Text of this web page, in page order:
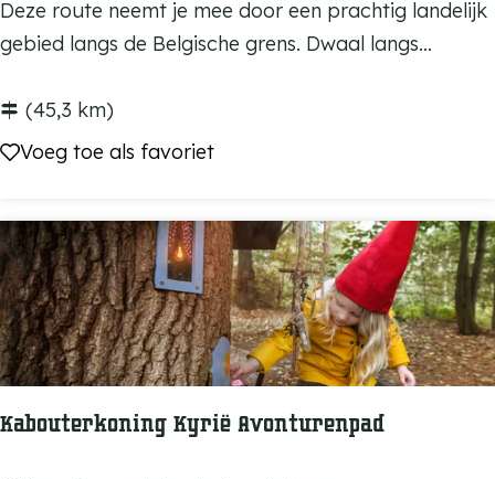
G
r
n
z
o
o
s
g
e
i
Deze route neemt je mee door een prachtig landelijk
gebied langs de Belgische grens. Dwaal langs...
(45,3 km)
Voeg toe als favoriet
Voeg toe als favoriet
Kabouterkoning Kyrië Avonturenpad